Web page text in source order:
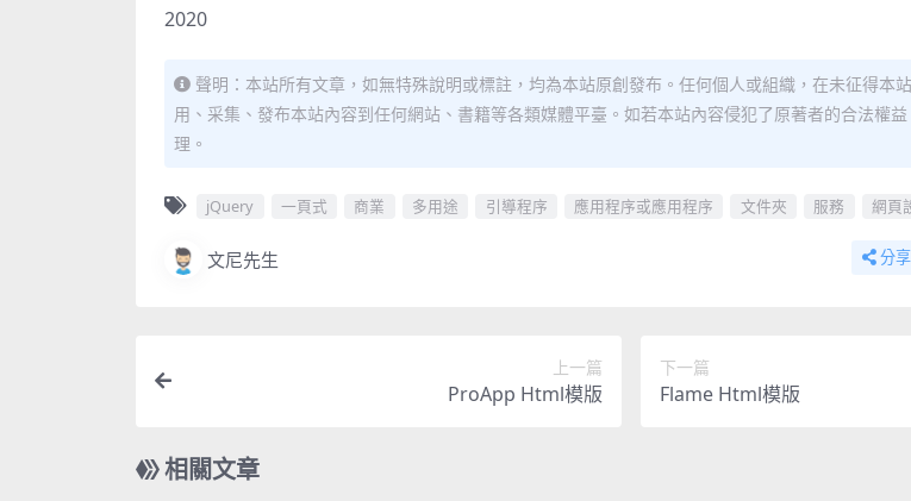
2020
聲明：本站所有文章，如無特殊說明或標註，均為本站原創發布。任何個人或組織，在未征得本
用、采集、發布本站內容到任何網站、書籍等各類媒體平臺。如若本站內容侵犯了原著者的合法權
理。
jQuery 一頁式 商業 多用途 引導程序 應用程序或應用程序 文件夾 服務 網頁
文尼先生 分享
上一篇
ProApp Html模版
下一篇
Flame Html模版
相關文章